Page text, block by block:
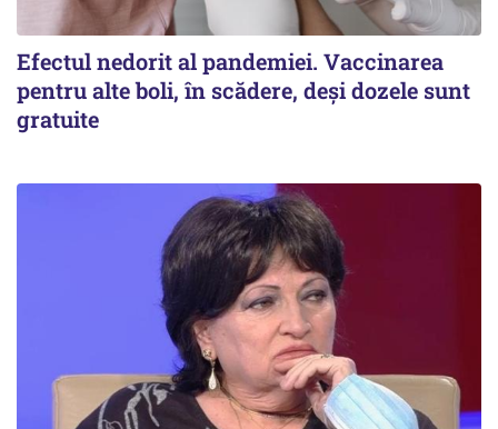
Efectul nedorit al pandemiei. Vaccinarea
pentru alte boli, în scădere, deşi dozele sunt
gratuite